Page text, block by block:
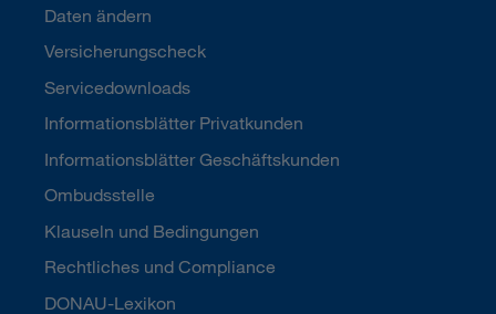
Daten ändern
Versicherungscheck
Servicedownloads
Informationsblätter Privatkunden
Informationsblätter Geschäftskunden
Ombudsstelle
Klauseln und Bedingungen
Rechtliches und Compliance
DONAU-Lexikon